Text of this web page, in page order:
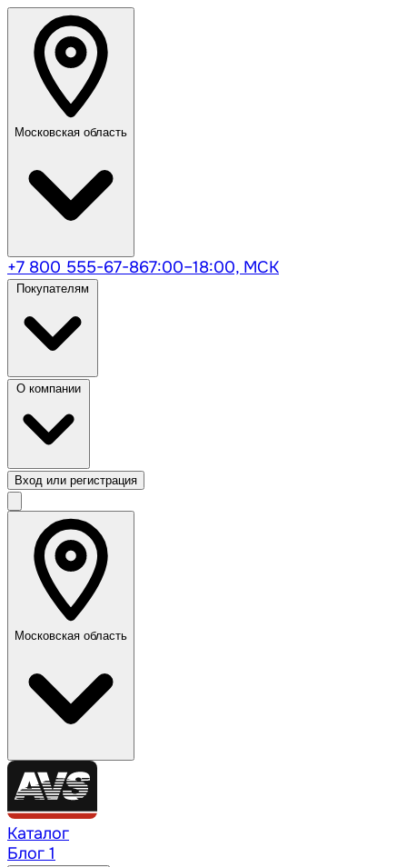
Московская область
+7 800 555-67-867:00–18:00, МСК
Вход или регистрация
Московская область
Каталог
Блог 1